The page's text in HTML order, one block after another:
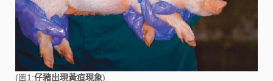
(圖1:仔豬出現黃疸現象)